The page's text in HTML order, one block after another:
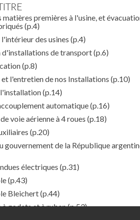
matières premières à l'usine, et
(p.4)
des usines (p.4)
d'installations de transport(p.6)
(p.8)
et l'entretien de nos Installations (p.10)
l'installation(p.14)
automatique(p.16)
voie aérienne à 4 roues (p.18)
(p.20)
gouvernement de la République
électriques (p.31)
(p.43)
Bleichert(p.44)
godets et à ruban(p.53)